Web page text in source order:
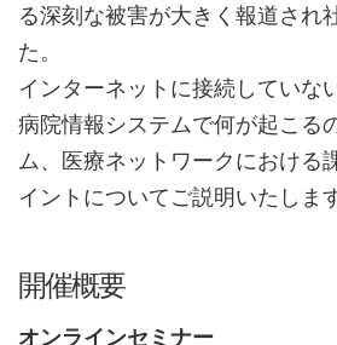
る深刻な被害が大きく報道され
た。
インターネットに接続していな
病院情報システムで何が起こる
ム、医療ネットワークにおける
イントについてご説明いたしま
開催概要
オンラインセミナー